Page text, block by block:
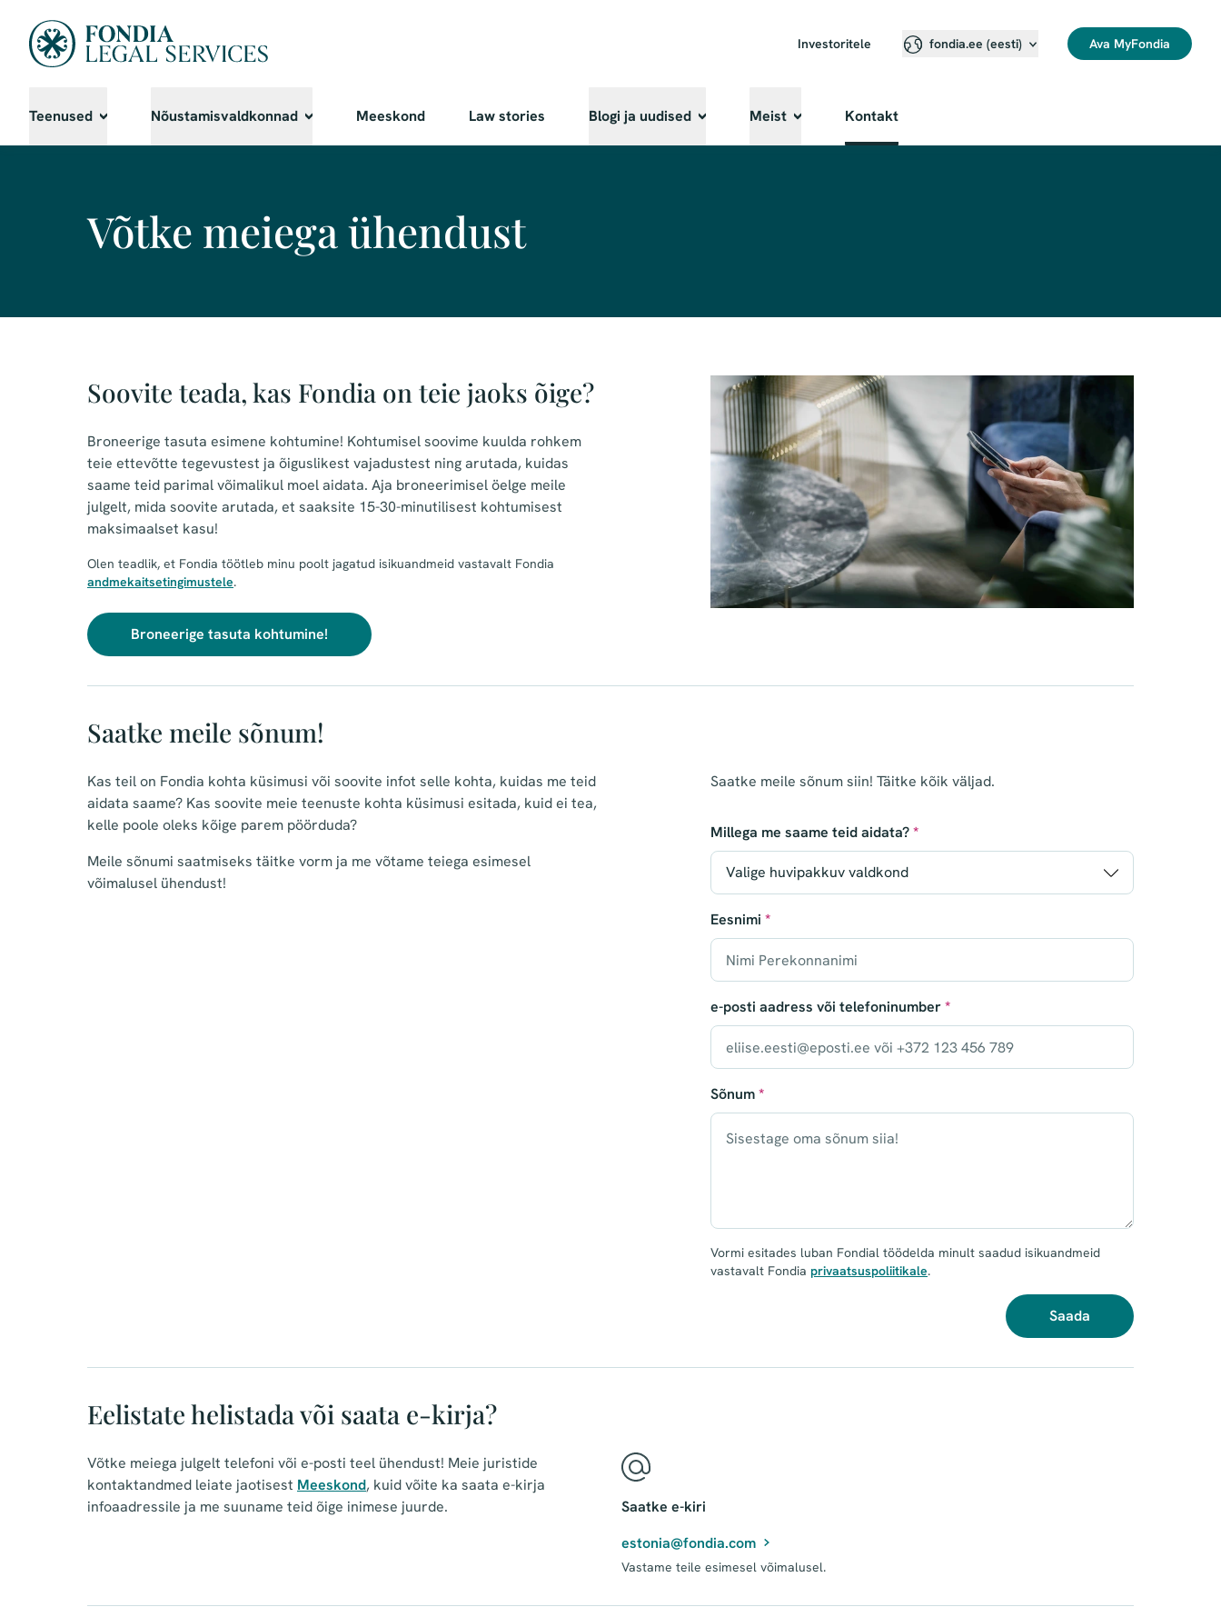
Investoritele fondia.ee (eesti) Ava MyFondia
Teenused Nõustamisvaldkonnad Meeskond Law stories Blogi ja uudised Meist Kontakt
Võtke meiega ühendust
Soovite teada, kas Fondia on teie jaoks õige?
Broneerige tasuta esimene kohtumine! Kohtumisel soovime kuulda rohkem
teie ettevõtte tegevustest ja õiguslikest vajadustest ning arutada, kuidas
saame teid parimal võimalikul moel aidata. Aja broneerimisel öelge meile
julgelt, mida soovite arutada, et saaksite 15-30-minutilisest kohtumisest
maksimaalset kasu!
Olen teadlik, et Fondia töötleb minu poolt jagatud isikuandmeid vastavalt Fondia
andmekaitsetingimustele.
Broneerige tasuta kohtumine!
Saatke meile sõnum!
Kas teil on Fondia kohta küsimusi või soovite infot selle kohta, kuidas me teid
aidata saame? Kas soovite meie teenuste kohta küsimusi esitada, kuid ei tea,
kelle poole oleks kõige parem pöörduda?
Meile sõnumi saatmiseks täitke vorm ja me võtame teiega esimesel
võimalusel ühendust!
Saatke meile sõnum siin! Täitke kõik väljad.
Millega me saame teid aidata?*
Eesnimi *
e-posti aadress või telefoninumber*
Sõnum*
Vormi esitades luban Fondial töödelda minult saadud isikuandmeid
vastavalt Fondia privaatsuspoliitikale.
Saada
Eelistate helistada või saata e-kirja?
Võtke meiega julgelt telefoni või e-posti teel ühendust! Meie juristide
kontaktandmed leiate jaotisest Meeskond, kuid võite ka saata e-kirja
infoaadressile ja me suuname teid õige inimese juurde.
Saatke e-kiri
estonia@fondia.com
Vastame teile esimesel võimalusel.